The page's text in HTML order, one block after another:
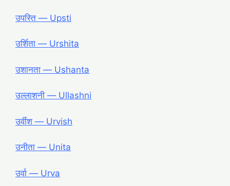
उपस्ति ― Upsti
उर्शिता ― Urshita
उशानता ― Ushanta
उल्लाशनी ― Ullashni
उर्वीश ― Urvish
उनीता ― Unita
उर्वा ― Urva